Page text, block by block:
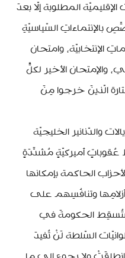
المطلوبة إلّا بعدَ
بالإنتماءاتِ السّياسيّةِ
الإنتخابيّة، وامتحان
والإمتحان الأخير لكلٍّ
الّذينَ خرجوا مِنَ
والدّنانير الخليجيّة
أميركيّةٍ مُشدَّدَةٍ
الحاكمة بإمكانها
وتنافُسِهم على
ستُسقِط الحكومةَ في
السّلطة لَنْ تُفيدَ